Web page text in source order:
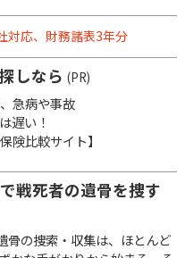
対応、財務諸表3年分
しなら (PR)
急病や事故
遅い！
険比較サイト】
戦死者の遺骨を捜す
の捜索・収集は、ほとんど